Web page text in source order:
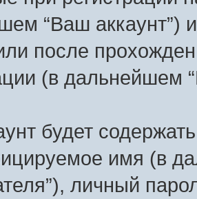
“Ваш аккаунт”)
после
(в дальнейшем
будет
имя (в
личный